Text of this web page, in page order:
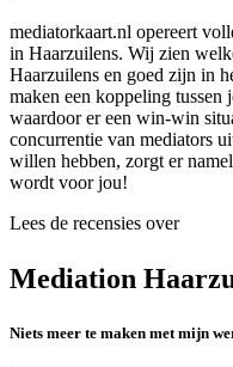
mediatorkaart.nl opereert
in Haarzuilens. Wij zien
Haarzuilens en goed zijn in
maken een koppeling tussen
waardoor er een win-win
concurrentie van mediators
willen hebben, zorgt er
wordt voor jou!
Lees de recensies over
Mediation
Niets meer te maken met mijn